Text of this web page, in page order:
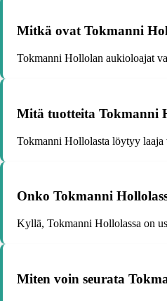
Mitkä ovat Tokmanni
Tokmanni Hollolan aukioloajat
Mitä tuotteita Tokmanni
Tokmanni Hollolasta löytyy
Onko Tokmanni
Kyllä, Tokmanni Hollolassa on
Miten voin seurata